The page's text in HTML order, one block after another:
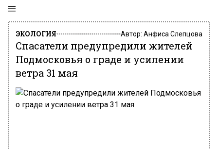
ЭКОЛОГИЯ Автор: Анфиса Слепцова
Спасатели предупредили жителей
Подмосковья о граде и усилении
ветра 31 мая